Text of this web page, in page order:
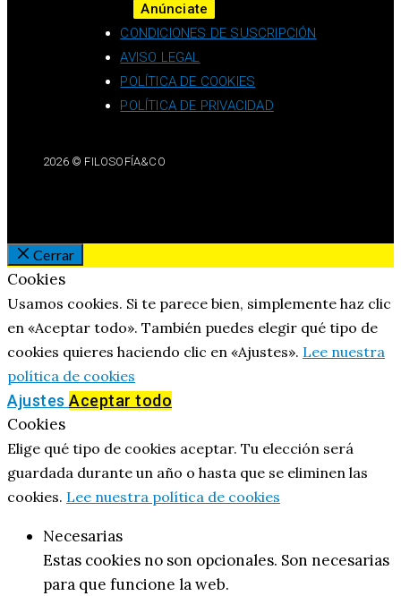
Anúnciate
CONDICIONES DE SUSCRIPCIÓN
AVISO LEGAL
POLÍTICA DE COOKIES
POLÍTICA DE PRIVACIDAD
2026 © FILOSOFÍA&CO
Cerrar
Cookies
Usamos cookies. Si te parece bien, simplemente haz clic
en «Aceptar todo». También puedes elegir qué tipo de
cookies quieres haciendo clic en «Ajustes». Lee nuestra
política de cookies
Ajustes Aceptar todo
Cookies
Elige qué tipo de cookies aceptar. Tu elección será
guardada durante un año o hasta que se eliminen las
cookies. Lee nuestra política de cookies
Necesarias
Estas cookies no son opcionales. Son necesarias
para que funcione la web.